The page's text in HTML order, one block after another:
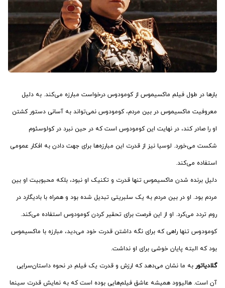
بارها در طول فیلم ماکسیموس از‌ کومودوس درخواست مبارزه می‌کند. به دلیل
معروفیت ماکسیموس در بین مردم، کومودوس نمی‌تواند به آسانی دستور کشتن
او را صادر کند، در نهایت این کومودوس است که در حین نبرد در کولوسئوم
شکست می‌خورد. لوسیا نیز از قدرت این مبارزه‌ها برای جهت دادن به افکار عمومی
استفاده می‌کند.
دلیل برنده شدن ماکسیموس تنها قدرت و تکنیک او نبود، بلکه محبوبیت او بین
مردم بود. او در بین مردم به یک سلبریتی تبدیل شده بود و همراه با بادیگارد در
روم تردد می‌کرد. او از این فرصت برای تحقیر کردن کومودوس استفاده می‌کند.
کومودوس تنها راهی که برای نگه داشتن قدرت خود می‌دید، مبارزه با ماکسیموس
بود که البته پایان خوشی برای او نداشت.
گلادیاتور ‌ به ما نشان می‌دهد که ارزش و قدرت یک فیلم در نحوه داستان‌سرایی
آن است. هالیوود همیشه عاشق فیلم‌هایی بوده است که به نمایش قدرت سینما